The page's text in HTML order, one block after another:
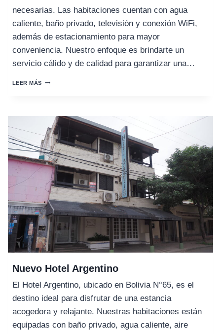
necesarias. Las habitaciones cuentan con agua
caliente, baño privado, televisión y conexión WiFi,
además de estacionamiento para mayor
conveniencia. Nuestro enfoque es brindarte un
servicio cálido y de calidad para garantizar una…
LEER MÁSHOTEL
Nuevo Hotel Argentino
El Hotel Argentino, ubicado en Bolivia N°65, es el
destino ideal para disfrutar de una estancia
acogedora y relajante. Nuestras habitaciones están
equipadas con baño privado, agua caliente, aire